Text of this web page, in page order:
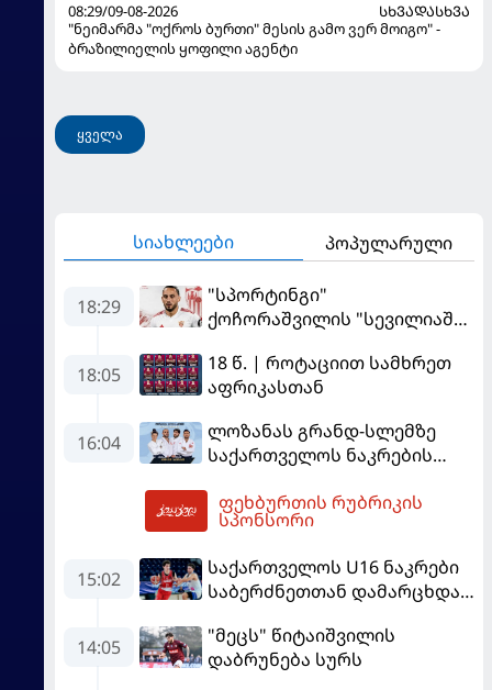
08:29/09-08-2026
ᲡᲮᲕᲐᲓᲐᲡᲮᲕᲐ
"ნეიმარმა "ოქროს ბურთი" მესის გამო ვერ მოიგო" -
ბრაზილიელის ყოფილი აგენტი
ყველა
სიახლეები პოპულარული
18:29
"სპორტინგი"
ქოჩორაშვილის "სევილიაში"
ხდება ტრანსფერთან
დაკავშირებით?
18:05
18 წ. | როტაციით სამხრეთ
აფრიკასთან
16:04
ლოზანას გრანდ-სლემზე
საქართველოს ნაკრების
ფეხბურთის რუბრიკის
სპონსორი
15:02
საქართველოს U16 ნაკრები
საბერძნეთთან დამარცხდა
საფრანგეთს შეხვდება
14:05
"მეცს" წიტაიშვილის
დაბრუნება სურს